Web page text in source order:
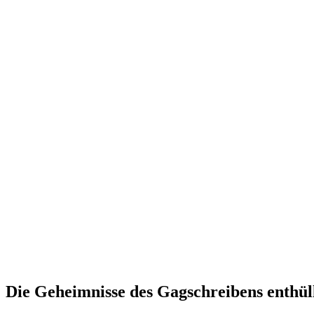
Die Geheimnisse des Gagschreibens